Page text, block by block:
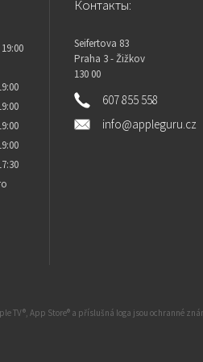
Контакты:
Seifertova 83
Praha 3 - Žižkov
130 00
607 855 558
info@appleguru.cz
TV®, App Store® a příslušná loga jsou ochranné